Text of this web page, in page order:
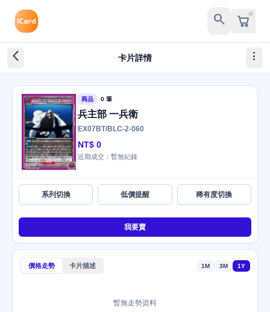
search
arrow_back_ios_new 卡片詳情 more_vert
商品 0 筆
兵主部 一兵衛
EX07BT/BLC-2-060
NT$ 0
近期成交：暫無紀錄
系列切換 低價提醒 稀有度切換
我要賣
價格走勢 卡片描述 1M 3M 1Y
暫無走勢資料